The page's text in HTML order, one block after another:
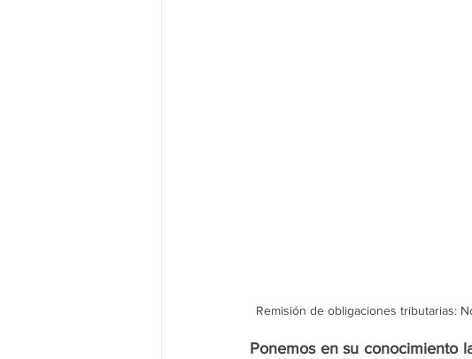
Remisión de obligaciones tributarias:
Ponemos en su conocimiento